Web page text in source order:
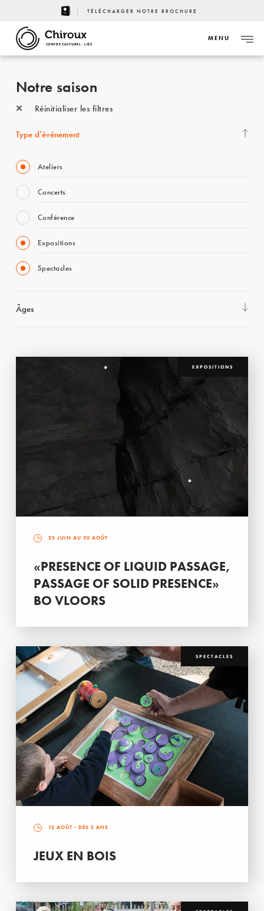
TÉLÉCHARGER NOTRE BROCHURE
CENTRE CULTUREL - LIÈGE
MENU
Notre saison
Réinitialiser les filtres
Type d’événement
Ateliers
Concerts
Conférence
Expositions
Spectacles
Âges
EXPOSITIONS
25 JUIN AU 30 AOÛT
«PRESENCE OF LIQUID PASSAGE,
PASSAGE OF SOLID PRESENCE»
BO VLOORS
SPECTACLES
12 AOÛT - DÈS 5 ANS
JEUX EN BOIS